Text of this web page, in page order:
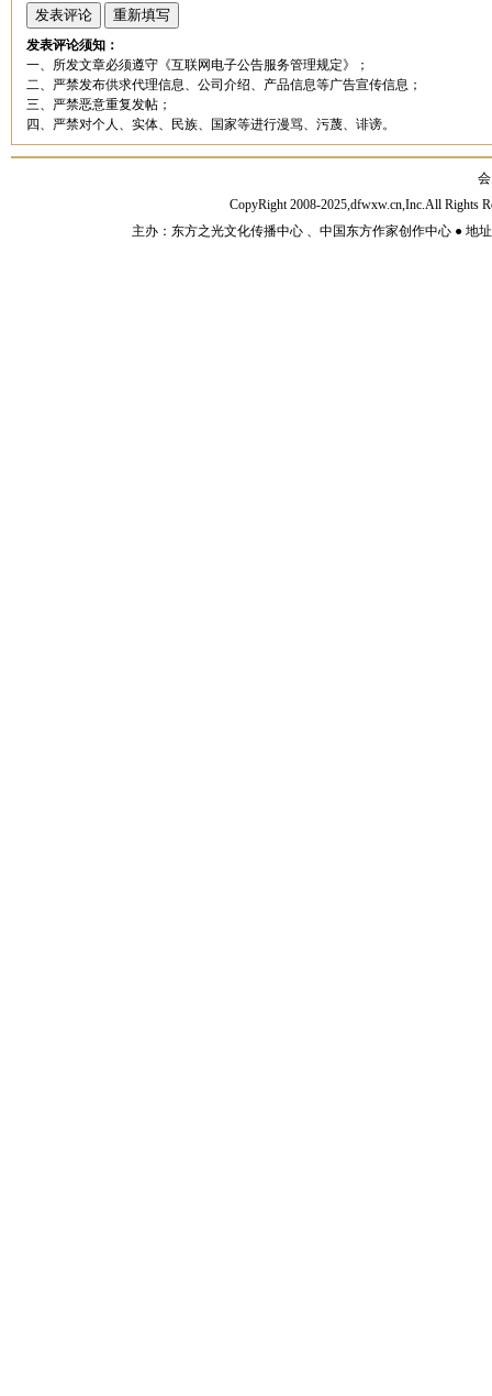
发表评论须知：
一、所发文章必须遵守《互联网电子公告服务管理规定》；
二、严禁发布供求代理信息、公司介绍、产品信息等广告宣传信息；
三、严禁恶意重复发帖；
四、严禁对个人、实体、民族、国家等进行漫骂、污蔑、诽谤。
CopyRight 2008-2025,dfwxw.cn,Inc.All Rights
主办：东方之光文化传播中心 、中国东方作家创作中心 ● 地